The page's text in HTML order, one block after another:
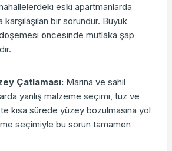
eski apartmanlarda
karşılaşılan bir sorundur. Büyük
öncesinde mutlaka şap
Çatlaması: Marina ve sahil
yanlış malzeme seçimi, tuz ve
kısa sürede yüzey bozulmasına yol
seçimiyle bu sorun tamamen